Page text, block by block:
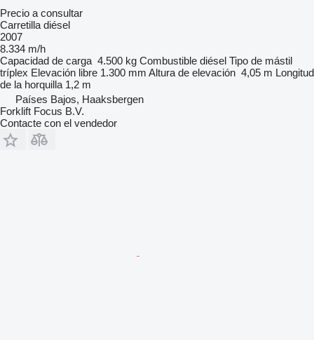
Precio a consultar
Carretilla diésel
2007
8.334 m/h
Capacidad de carga 4.500 kg Combustible diésel Tipo de mástil
tríplex Elevación libre 1.300 mm Altura de elevación 4,05 m Longitud
de la horquilla 1,2 m
Países Bajos, Haaksbergen
Forklift Focus B.V.
Contacte con el vendedor